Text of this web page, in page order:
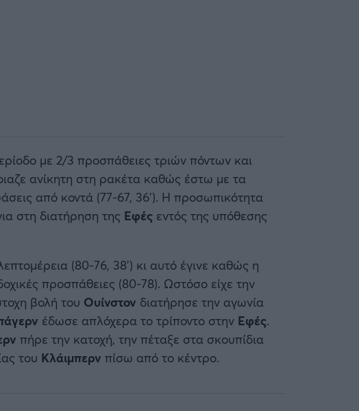
με 2/3 προσπάθειες τριών πόντων και
ανίκητη στη ρακέτα καθώς έστω με τα
από κοντά (77-67, 36’). Η προσωπικότητα
στη διατήρηση της Εφές εντός της υπόθεσης
(80-76, 38’) κι αυτό έγινε καθώς η
προσπάθειες (80-78). Ωστόσο είχε την
βολή του Ουίνστον διατήρησε την αγωνία
έδωσε απλόχερα το τρίποντο στην Εφές.
πήρε την κατοχή, την πέταξε στα σκουπίδια
του Κλάιμπερν πίσω από το κέντρο.